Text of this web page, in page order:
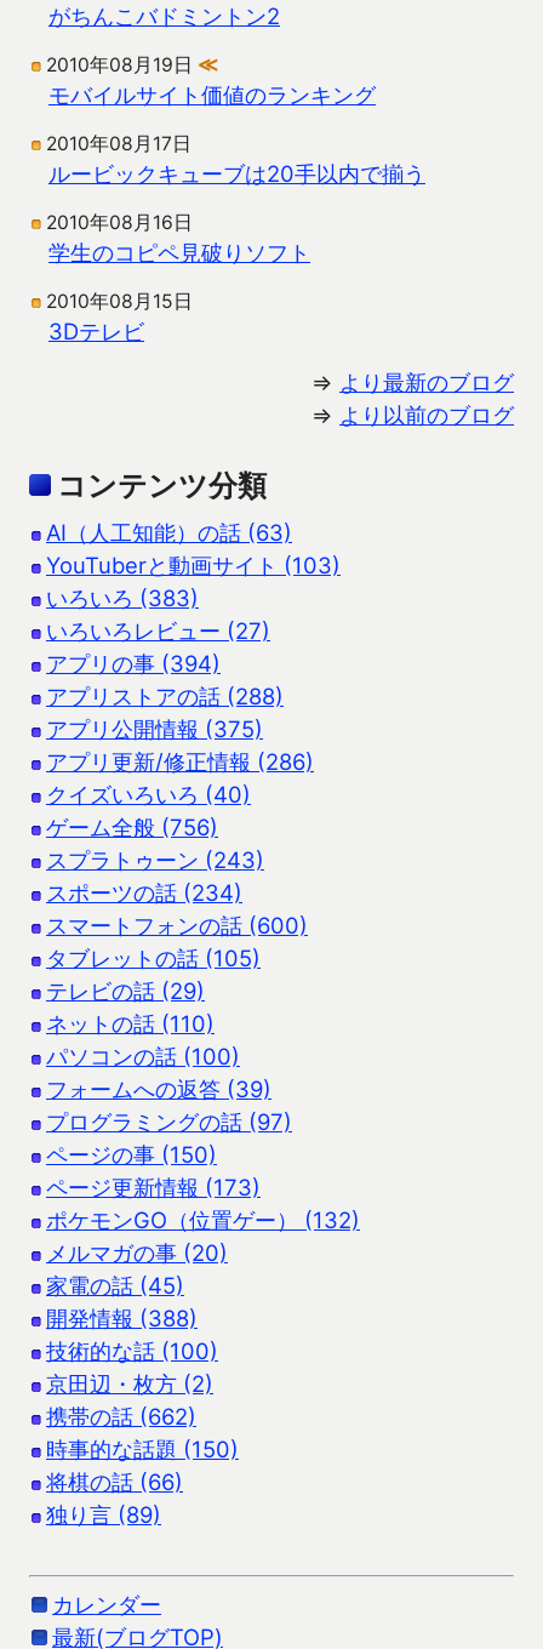
がちんこバドミントン2
2010年08月19日 ≪
モバイルサイト価値のランキング
2010年08月17日
ルービックキューブは20手以内で揃う
2010年08月16日
学生のコピペ見破りソフト
2010年08月15日
3Dテレビ
⇒ より最新のブログ
⇒ より以前のブログ
コンテンツ分類
AI（人工知能）の話 (63)
YouTuberと動画サイト (103)
いろいろ (383)
いろいろレビュー (27)
アプリの事 (394)
アプリストアの話 (288)
アプリ公開情報 (375)
アプリ更新/修正情報 (286)
クイズいろいろ (40)
ゲーム全般 (756)
スプラトゥーン (243)
スポーツの話 (234)
スマートフォンの話 (600)
タブレットの話 (105)
テレビの話 (29)
ネットの話 (110)
パソコンの話 (100)
フォームへの返答 (39)
プログラミングの話 (97)
ページの事 (150)
ページ更新情報 (173)
ポケモンGO（位置ゲー） (132)
メルマガの事 (20)
家電の話 (45)
開発情報 (388)
技術的な話 (100)
京田辺・枚方 (2)
携帯の話 (662)
時事的な話題 (150)
将棋の話 (66)
独り言 (89)
カレンダー
最新(ブログTOP)